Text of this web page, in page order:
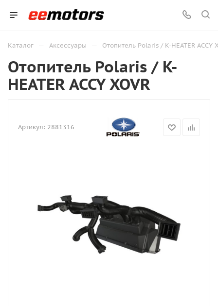
Каталог — Аксессуары — Отопитель Polaris / K-HEATER ACCY
Отопитель Polaris / K-
HEATER ACCY XOVR
Артикул: 2881316